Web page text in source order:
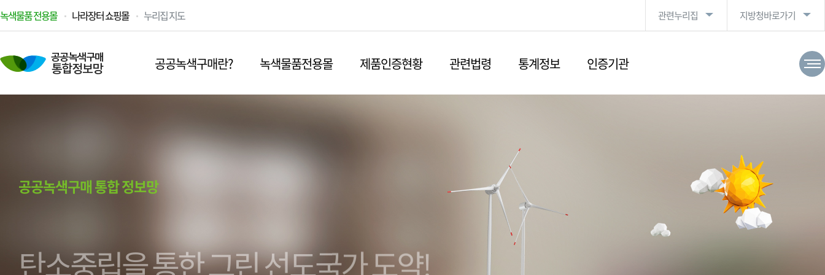
녹색물품 전용몰 나라장터 쇼핑몰 누리집 지도 관련누리집 지방청바로가기
공공녹색구매란? 녹색물품전용몰 제품인증현황 관련법령 통계정보 인증기관
공공녹색구매 통합 정보망
녹색조달로 저탄소·친환경 경제 실현